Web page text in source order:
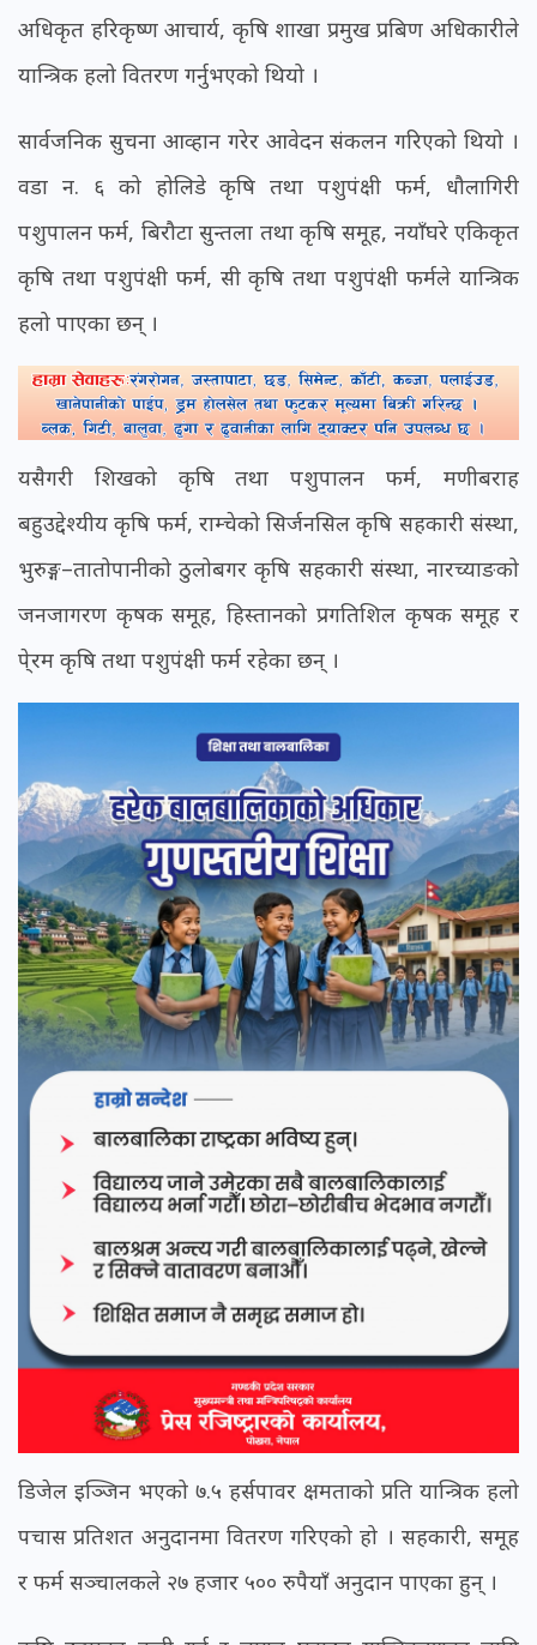
अधिकृत हरिकृष्ण आचार्य, कृषि शाखा प्रमुख प्रबिण अधिकारीले
यान्त्रिक हलो वितरण गर्नुभएको थियो ।
सार्वजनिक सुचना आव्हान गरेर आवेदन संकलन गरिएको थियो ।
वडा न. ६ को होलिडे कृषि तथा पशुपंक्षी फर्म, धौलागिरी
पशुपालन फर्म, बिरौटा सुन्तला तथा कृषि समूह, नयाँघरे एकिकृत
कृषि तथा पशुपंक्षी फर्म, सी कृषि तथा पशुपंक्षी फर्मले यान्त्रिक
हलो पाएका छन् ।
यसैगरी शिखको कृषि तथा पशुपालन फर्म, मणीबराह
बहुउद्देश्यीय कृषि फर्म, राम्चेको सिर्जनसिल कृषि सहकारी संस्था,
भुरुङ्ग–तातोपानीको ठुलोबगर कृषि सहकारी संस्था, नारच्याङको
जनजागरण कृषक समूह, हिस्तानको प्रगतिशिल कृषक समूह र
पे्रम कृषि तथा पशुपंक्षी फर्म रहेका छन् ।
डिजेल इञ्जिन भएको ७.५ हर्सपावर क्षमताको प्रति यान्त्रिक हलो
पचास प्रतिशत अनुदानमा वितरण गरिएको हो । सहकारी, समूह
र फर्म सञ्चालकले २७ हजार ५०० रुपैयाँ अनुदान पाएका हुन् ।